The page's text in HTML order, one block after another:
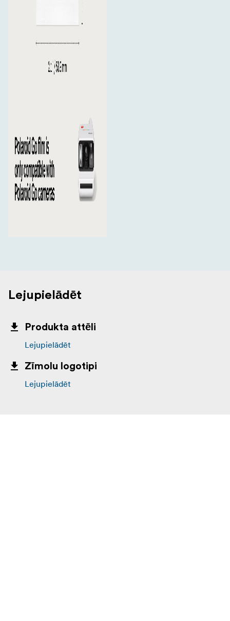
Lejupielādēt
Produkta attēli
Lejupielādēt
Zīmolu logotipi
Lejupielādēt